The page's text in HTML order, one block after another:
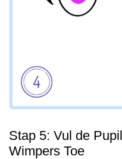
Stap 5: Vul de
Wimpers Toe